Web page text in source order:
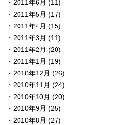
2011年6月 (11)
2011年5月 (17)
2011年4月 (15)
2011年3月 (11)
2011年2月 (20)
2011年1月 (19)
2010年12月 (26)
2010年11月 (24)
2010年10月 (20)
2010年9月 (25)
2010年8月 (27)